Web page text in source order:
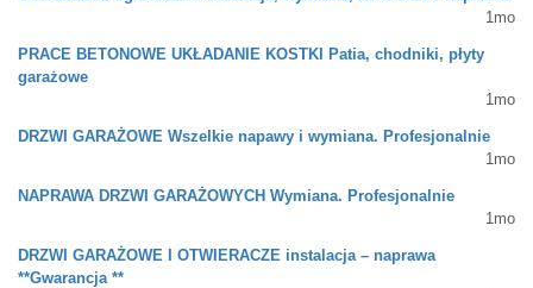
1mo
PRACE BETONOWE UKŁADANIE KOSTKI Patia, chodniki, płyty
garażowe
1mo
DRZWI GARAŻOWE Wszelkie napawy i wymiana. Profesjonalnie
1mo
NAPRAWA DRZWI GARAŻOWYCH Wymiana. Profesjonalnie
1mo
DRZWI GARAŻOWE I OTWIERACZE instalacja – naprawa
**Gwarancja **